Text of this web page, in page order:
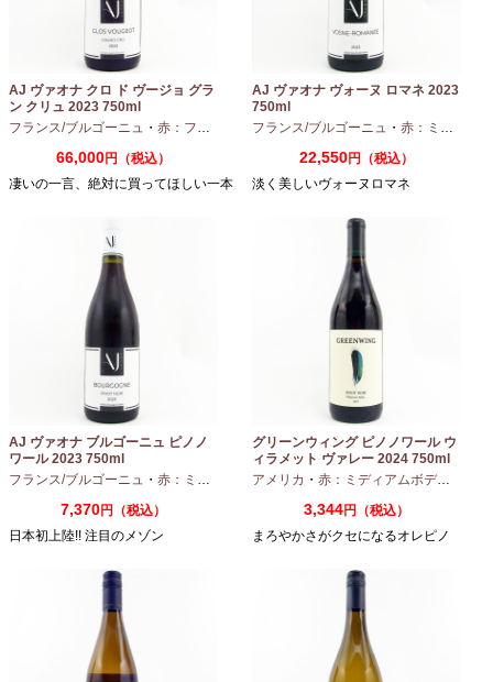
AJ ヴァオナ クロ ド ヴージョ グラ
ン クリュ 2023 750ml
フランス/ブルゴーニュ ・ 赤：フルボディ ・ピノノワール
66,000円（税込）
凄いの一言、絶対に買ってほしい一本
AJ ヴァオナ ヴォーヌ ロマネ 2023
750ml
フランス/ブルゴーニュ ・ 赤：ミディアムボディ
22,550円（税込）
淡く美しいヴォーヌロマネ
AJ ヴァオナ ブルゴーニュ ピノノ
ワール 2023 750ml
フランス/ブルゴーニュ ・ 赤：ミディアムボディ ・ ピノノワール
7,370円（税込）
日本初上陸!! 注目のメゾン
グリーンウィング ピノノワール ウ
ィラメット ヴァレー 2024 750ml
アメリカ ・ 赤：ミディアムボディ
3,344円（税込）
まろやかさがクセになるオレピノ